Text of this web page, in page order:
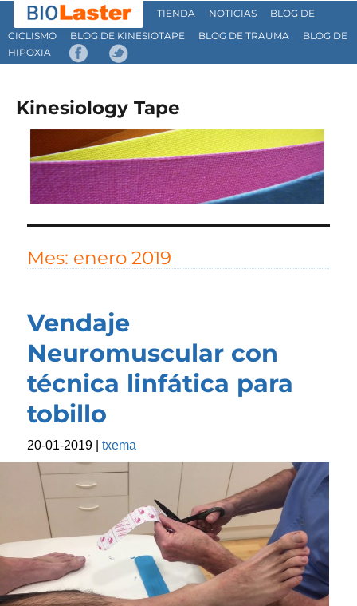
TIENDA NOTICIAS
BLOG DE
CICLISMO
BLOG DE KINESIOTAPE BLOG DE TRAUMA
BLOG DE
HIPOXIA
Kinesiology Tape
Mes: enero 2019
Vendaje
Neuromuscular con
técnica linfática para
tobillo
20-01-2019 |txema